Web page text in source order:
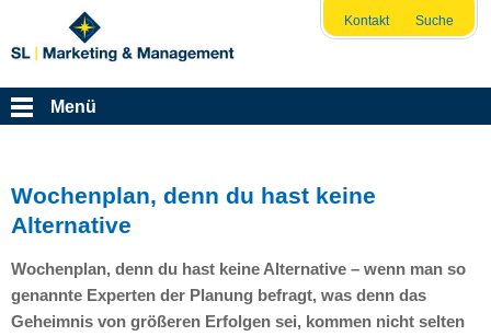
Kontakt Suche
Menü
Wochenplan, denn du hast keine
Alternative
Wochenplan, denn du hast keine Alternative – wenn man so
genannte Experten der Planung befragt, was denn das
Geheimnis von größeren Erfolgen sei, kommen nicht selten